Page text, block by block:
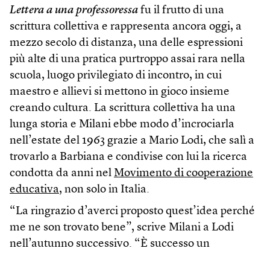
Lettera a una professoressa fu il frutto di una
scrittura collettiva e rappresenta ancora oggi, a
mezzo secolo di distanza, una delle espressioni
più alte di una pratica purtroppo assai rara nella
scuola, luogo privilegiato di incontro, in cui
maestro e allievi si mettono in gioco insieme
creando cultura. La scrittura collettiva ha una
lunga storia e Milani ebbe modo d’incrociarla
nell’estate del 1963 grazie a Mario Lodi, che salì a
trovarlo a Barbiana e condivise con lui la ricerca
condotta da anni nel Movimento di cooperazione
educativa, non solo in Italia.
“La ringrazio d’averci proposto quest’idea perché
me ne son trovato bene”, scrive Milani a Lodi
nell’autunno successivo. “È successo un